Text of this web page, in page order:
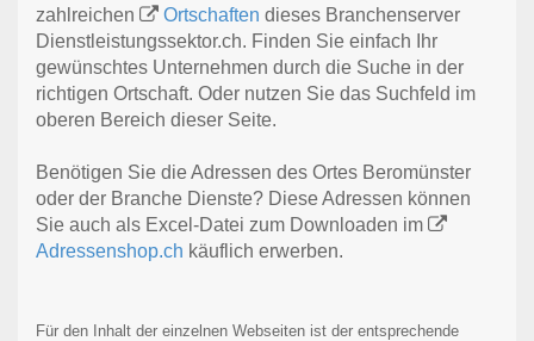
zahlreichen
Ortschaften dieses Branchenserver
Dienstleistungssektor.ch. Finden Sie einfach Ihr
gewünschtes Unternehmen durch die Suche in der
richtigen Ortschaft. Oder nutzen Sie das Suchfeld im
oberen Bereich dieser Seite.
Benötigen Sie die Adressen des Ortes Beromünster
oder der Branche Dienste? Diese Adressen können
Sie auch als Excel-Datei zum Downloaden im
Adressenshop.ch käuflich erwerben.
Für den Inhalt der einzelnen Webseiten ist der entsprechende